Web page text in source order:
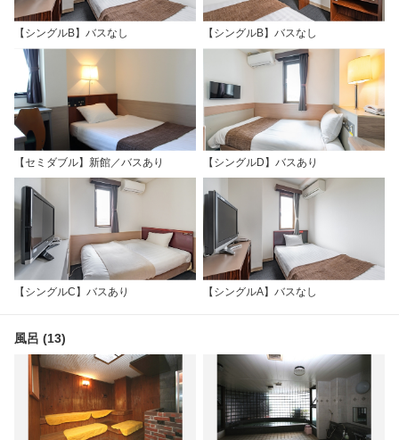
【シングルB】バスなし 【シングルB】バスなし
【セミダブル】新館／バスあり 【シングルD】バスあり
【シングルC】バスあり 【シングルA】バスなし
風呂 (13)